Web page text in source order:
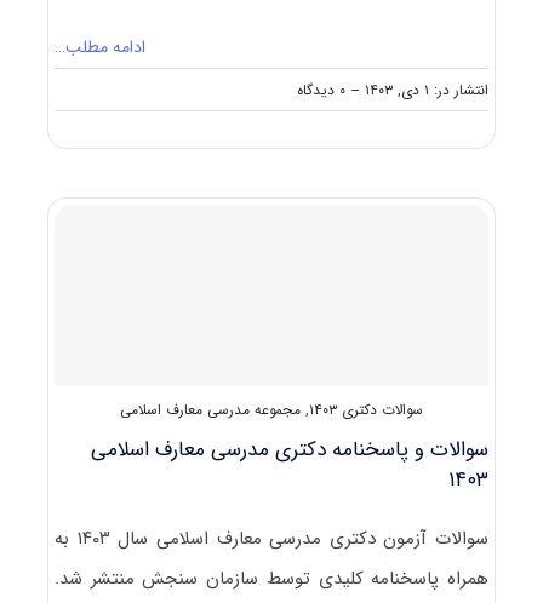
ادامه مطلب…
انتشار در: ۱ دی, ۱۴۰۳ -- ۰ دیدگاه
on
سوالات
مدرسی
سوالات دکتری ۱۴۰۳ , مجموعه مدرسی معارف اسلامی
سوالات و پاسخنامه دکتری مدرسی معارف اسلامی
۱۴۰۳
سوالات آزمون دکتری مدرسی معارف اسلامی سال ۱۴۰۳ به
همراه پاسخنامه کلیدی توسط سازمان سنجش منتشر شد.